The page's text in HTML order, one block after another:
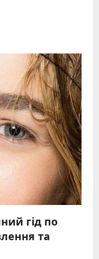
гід по
та